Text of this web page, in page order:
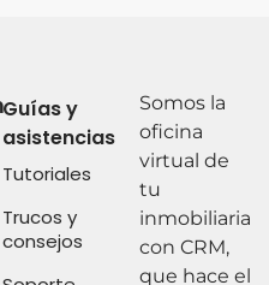
Guías y
asistencias
Tutoriales
Trucos y
consejos
Somos la
oficina
virtual de
tu
inmobiliaria
con CRM,
que hace el